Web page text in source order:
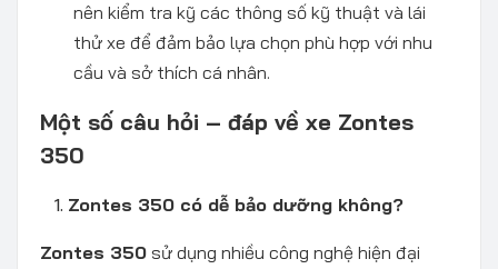
nên kiểm tra kỹ các thông số kỹ thuật và lái
thử xe để đảm bảo lựa chọn phù hợp với nhu
cầu và sở thích cá nhân.
Một số câu hỏi – đáp về xe Zontes
350
Zontes 350 có dễ bảo dưỡng không?
Zontes 350 sử dụng nhiều công nghệ hiện đại